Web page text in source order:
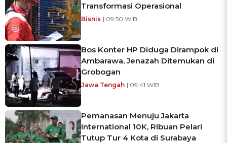
Transformasi Operasional
Bisnis | 09:50 WIB
Bos Konter HP Diduga Dirampok di
Ambarawa, Jenazah Ditemukan di
Grobogan
Jawa Tengah | 09:41 WIB
Pemanasan Menuju Jakarta
International 10K, Ribuan Pelari
Tutup Tur 4 Kota di Surabaya